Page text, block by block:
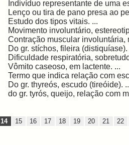
Indivíduo representante de uma
Lenço ou tira de pano presa ao
Estudo dos tipos vitais. ...
Movimento involuntário,
Contração muscular involuntária,
Do gr. stíchos, fileira (distiquíase).
Dificuldade respiratória,
Vômito caseoso, em lactente. ...
Termo que indica relação com
Do gr. thyreós, escudo (tireóide).
do gr. tyrós, queijo, relação com
14 15 16 17 18 19 20 21 22